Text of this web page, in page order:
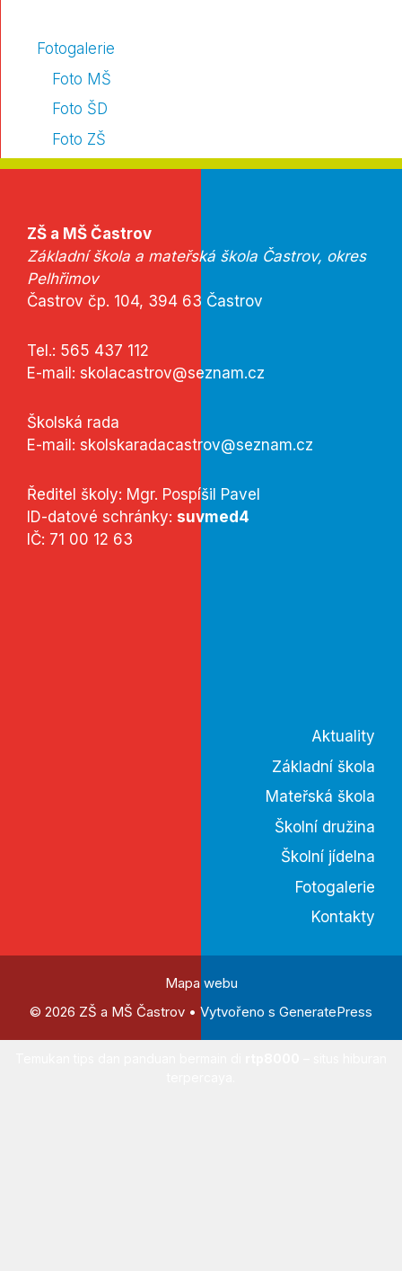
Fotogalerie
Foto MŠ
Foto ŠD
Foto ZŠ
ZŠ a MŠ Častrov
Základní škola a mateřská škola Častrov, okres
Pelhřimov
Častrov čp. 104, 394 63 Častrov
Tel.: 565 437 112
E-mail: skolacastrov@seznam.cz
Školská rada
E-mail: skolskaradacastrov@seznam.cz
Ředitel školy: Mgr. Pospíšil Pavel
ID-datové schránky: suvmed4
IČ: 71 00 12 63
Aktuality
Základní škola
Mateřská škola
Školní družina
Školní jídelna
Fotogalerie
Kontakty
Mapa webu
© 2026 ZŠ a MŠ Častrov • Vytvořeno s GeneratePress